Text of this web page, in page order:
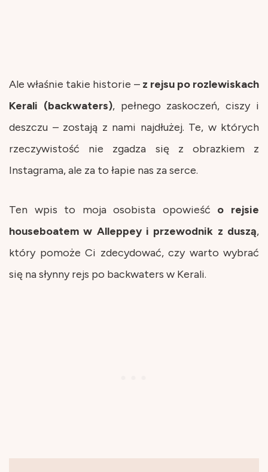
Ale właśnie takie historie – z rejsu po rozlewiskach
Kerali (backwaters), pełnego zaskoczeń, ciszy i
deszczu – zostają z nami najdłużej. Te, w których
rzeczywistość nie zgadza się z obrazkiem z
Instagrama, ale za to łapie nas za serce.
Ten wpis to moja osobista opowieść o rejsie
houseboatem w Alleppey i przewodnik z duszą,
który pomoże Ci zdecydować, czy warto wybrać
się na słynny rejs po backwaters w Kerali.